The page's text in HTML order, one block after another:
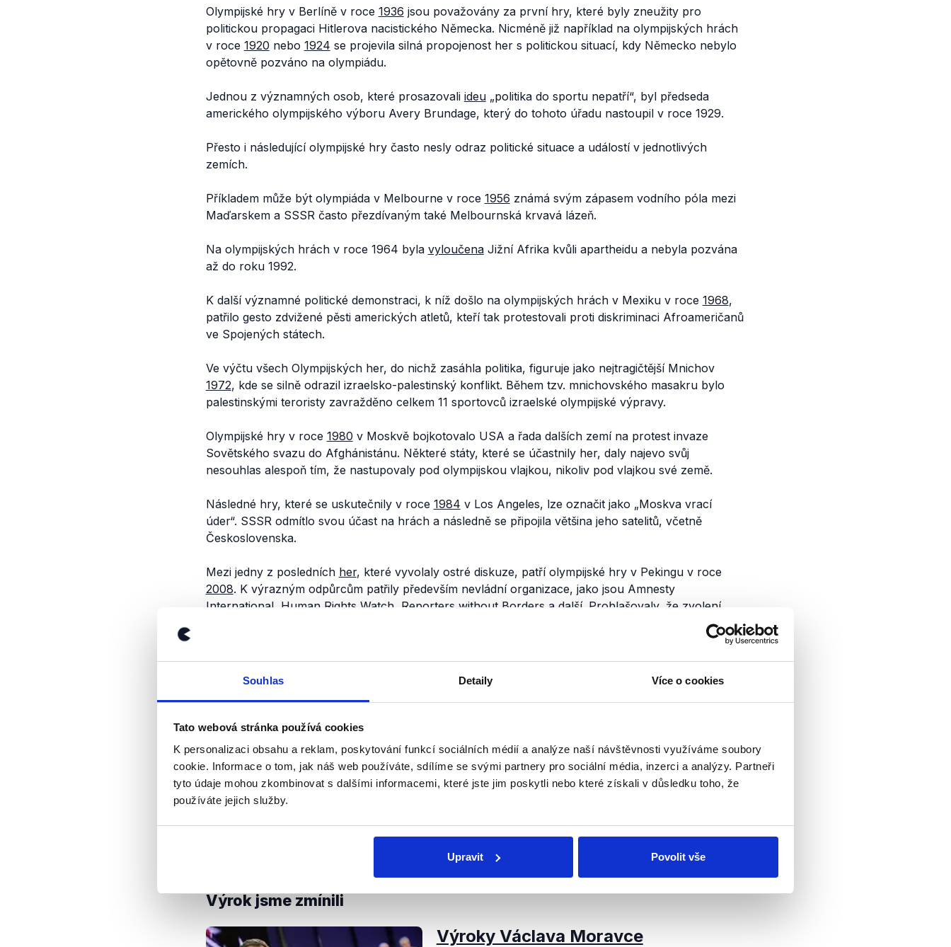
Souhlas Detaily Více o cookies
Tato webová stránka používá cookies
K personalizaci obsahu a reklam, poskytování funkcí sociálních médií a analýze naší návštěvnosti využíváme soubory
cookie. Informace o tom, jak náš web používáte, sdílíme se svými partnery pro sociální média, inzerci a analýzy. Partneři
tyto údaje mohou zkombinovat s dalšími informacemi, které jste jim poskytli nebo které získali v důsledku toho, že
používáte jejich služby.
Upravit Povolit vše
Olympijské hry v Berlíně v roce 1936 jsou považovány za první hry, které byly zneužity pro
politickou propagaci Hitlerova nacistického Německa. Nicméně již například na olympijských hrách
v roce 1920 nebo 1924 se projevila silná propojenost her s politickou situací, kdy Německo nebylo
opětovně pozváno na olympiádu.
Jednou z významných osob, které prosazovali ideu„politika do sportu nepatří“, byl předseda
amerického olympijského výboru Avery Brundage, který do tohoto úřadu nastoupil v roce 1929.
Přesto i následující olympijské hry často nesly odraz politické situace a událostí v jednotlivých
zemích.
Příkladem může být olympiáda v Melbourne v roce 1956 známá svým zápasem vodního póla mezi
Maďarskem a SSSR často přezdívaným také Melbournská krvavá lázeň.
Na olympijských hrách v roce 1964 byla vyloučenaJižní Afrika kvůli apartheidu a nebyla pozvána
až do roku 1992.
K další významné politické demonstraci, k níž došlo na olympijských hrách v Mexiku v roce 1968,
patřilo gesto zdvižené pěsti amerických atletů, kteří tak protestovali proti diskriminaci Afroameričanů
ve Spojených státech.
Ve výčtu všech Olympijských her, do nichž zasáhla politika, figuruje jako nejtragičtější Mnichov
1972, kde se silně odrazil izraelsko-palestinský konflikt. Během tzv. mnichovského masakru bylo
palestinskými teroristy zavražděno celkem 11 sportovců izraelské olympijské výpravy.
Olympijské hry v roce 1980 v Moskvě bojkotovalo USA a řada dalších zemí na protest invaze
Sovětského svazu do Afghánistánu. Některé státy, které se účastnily her, daly najevo svůj
nesouhlas alespoň tím, že nastupovaly pod olympijskou vlajkou, nikoliv pod vlajkou své země.
Následné hry, které se uskutečnily v roce 1984 v Los Angeles, lze označit jako „Moskva vrací
úder“. SSSR odmítlo svou účast na hrách a následně se připojila většina jeho satelitů, včetně
Československa.
Mezi jedny z posledních her, které vyvolaly ostré diskuze, patří olympijské hry v Pekingu v roce
2008. K výrazným odpůrcům patřily především nevládní organizace, jako jsou Amnesty
International, Human Rights Watch, Reporters without Borders a další. Prohlašovaly, že zvolení
chartě(.pdf,
jenž může být tedy stěží v souladu s
svévolného zadržování. Na druhé straně zastánci volby v čele s Mezinárodním olympijským
I letošní olympijské hry v Soči nelze označit za „apolitické“, přestože o tento charakter stále usilují
představitelé MOV. Hry
bojkotuje
řada světových osobností, mimo jiné i německý prezident Joachim
Gauck nebo jeho francouzský protějšek François Hollande, v reakci na porušování lidských práv v
zemi i na zákon, který zakazuje propagaci homosexuality.
Prezident Miloš Zeman se olympiády rozhodl účastnit s tím, že ji považuje za sportovní, nikoli
politický podnik. Dáleuvedl:„nedělejme z olympiády politickou záležitost. Snažme se, aby se
nerušila sportovní soutěž, která by měla být pokud možno apolitická“.
Výrok jsme zmínili
Výroky Václava Moravce